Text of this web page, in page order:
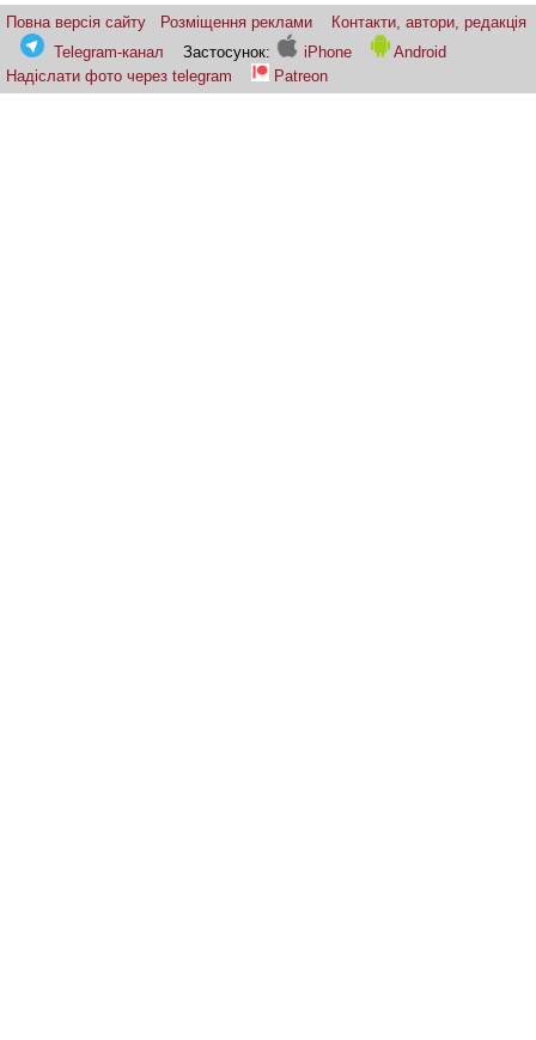
Повна версія сайту Розміщення реклами
Контакти, автори, редакція
Telegram-канал
Застосунок: iPhone
Android
Надіслати фото через telegram
Patreon